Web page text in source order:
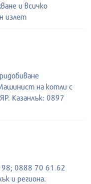
и всичко
излет
на котли с
Казанлък: 0897
0888 70 61 62
и региона.